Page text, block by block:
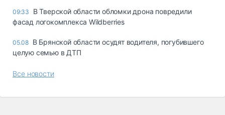
09:33
В Тверской области обломки дрона повредили
фасад логокомплекса Wildberries
05.08 В Брянской области осудят водителя, погубившего
целую семью в ДТП
Все новости